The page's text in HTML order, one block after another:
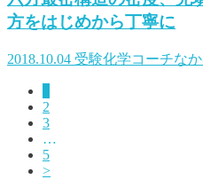
方をはじめから丁寧に
2018.10.04 受験化学コーチな
2
3
…
5
>